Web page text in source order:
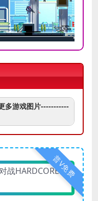
多游戏图片-----------
普V免费